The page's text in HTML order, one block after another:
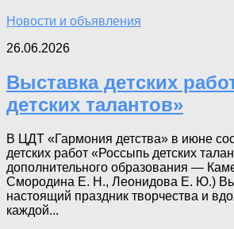
Новости и объявления
26.06.2026
Выставка детских
детских талантов»
В ЦДТ «Гармония детства» в июне
детских работ «Россыпь детских
дополнительного образования —
Смородина Е. Н., Леонидова Е. Ю.)
настоящий праздник творчества и
каждой...